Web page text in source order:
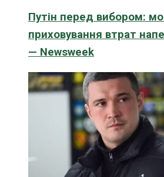
Путін перед вибором:
приховування втрат
— Newsweek